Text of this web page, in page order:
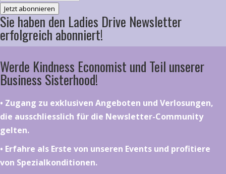
Jetzt abonnieren
Sie haben den Ladies Drive Newsletter
erfolgreich abonniert!
Werde Kindness Economist und Teil unserer
Business Sisterhood!
•⁠ ⁠⁠Zugang zu exklusiven Angeboten und Verlosungen,
die ausschliesslich für die Newsletter-Community
gelten.
•⁠ ⁠⁠Erfahre als Erste von unseren Events und profitiere
von Spezialkonditionen.